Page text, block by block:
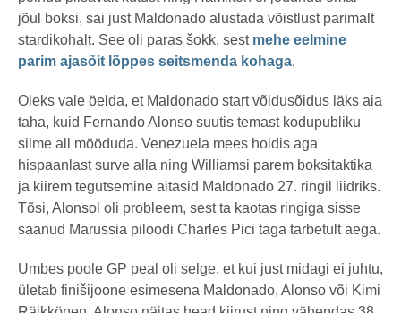
jõul boksi, sai just Maldonado alustada võistlust parimalt
stardikohalt. See oli paras šokk, sest mehe eelmine
parim ajasõit lõppes seitsmenda kohaga.
Oleks vale öelda, et Maldonado start võidusõidus läks aia
taha, kuid Fernando Alonso suutis temast kodupubliku
silme all mööduda. Venezuela mees hoidis aga
hispaanlast surve alla ning Williamsi parem boksitaktika
ja kiirem tegutsemine aitasid Maldonado 27. ringil liidriks.
Tõsi, Alonsol oli probleem, sest ta kaotas ringiga sisse
saanud Marussia piloodi Charles Pici taga tarbetult aega.
Umbes poole GP peal oli selge, et kui just midagi ei juhtu,
ületab finišijoone esimesena Maldonado, Alonso või Kimi